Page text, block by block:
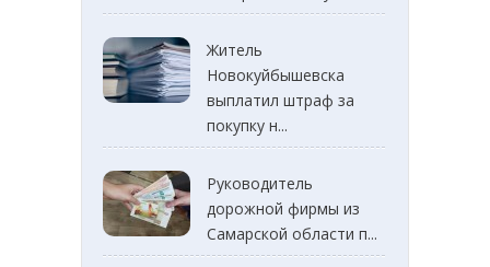
Житель
Новокуйбышевска
выплатил штраф за
покупку н...
Руководитель
дорожной фирмы из
Самарской области п...